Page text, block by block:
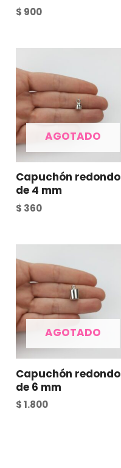
$ 900
AGOTADO
Capuchón redondo
de 4 mm
$ 360
AGOTADO
Capuchón redondo
de 6 mm
$1.800